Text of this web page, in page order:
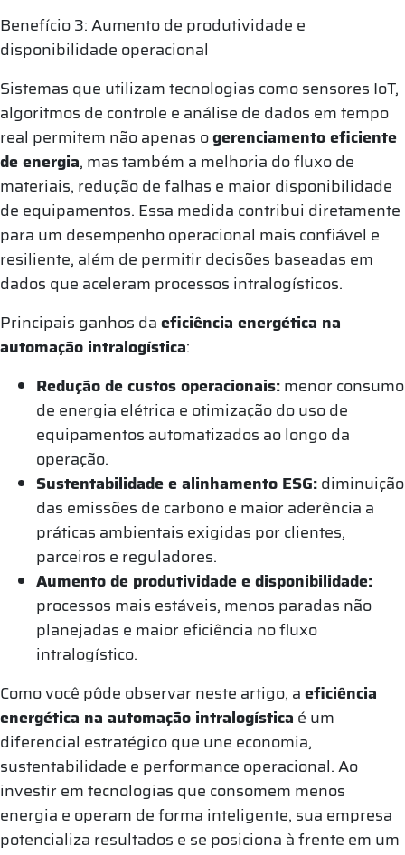
Benefício 3: Aumento de produtividade e
disponibilidade operacional
Sistemas que utilizam tecnologias como sensores IoT,
algoritmos de controle e análise de dados em tempo
real permitem não apenas ogerenciamento eficiente
de energia, mas também a melhoria do fluxo de
materiais, redução de falhas e maior disponibilidade
de equipamentos. Essa medida contribui diretamente
para um desempenho operacional mais confiável e
resiliente, além de permitir decisões baseadas em
dados que aceleram processos intralogísticos.
Principais ganhos daeficiência energética na
automação intralogística:
Redução de custos operacionais:menor consumo
de energia elétrica e otimização do uso de
equipamentos automatizados ao longo da
operação.
Sustentabilidade e alinhamento ESG:diminuição
das emissões de carbono e maior aderência a
práticas ambientais exigidas por clientes,
parceiros e reguladores.
Aumento de produtividade e disponibilidade:
processos mais estáveis, menos paradas não
planejadas e maior eficiência no fluxo
intralogístico.
Como você pôde observar neste artigo, aeficiência
energética na automação intralogística é um
diferencial estratégico que une economia,
sustentabilidade e performance operacional. Ao
investir em tecnologias que consomem menos
energia e operam de forma inteligente, sua empresa
potencializa resultados e se posiciona à frente em um